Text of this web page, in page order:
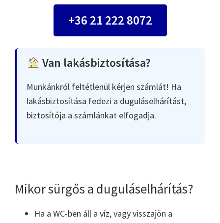
+36 21 222 8072
Van lakásbiztosítása?
Munkánkról feltétlenül kérjen számlát! Ha
lakásbiztosítása fedezi a duguláselhárítást,
biztosítója a számlánkat elfogadja.
Mikor sürgős a duguláselhárítás?
Ha a WC-ben áll a víz, vagy visszajön a